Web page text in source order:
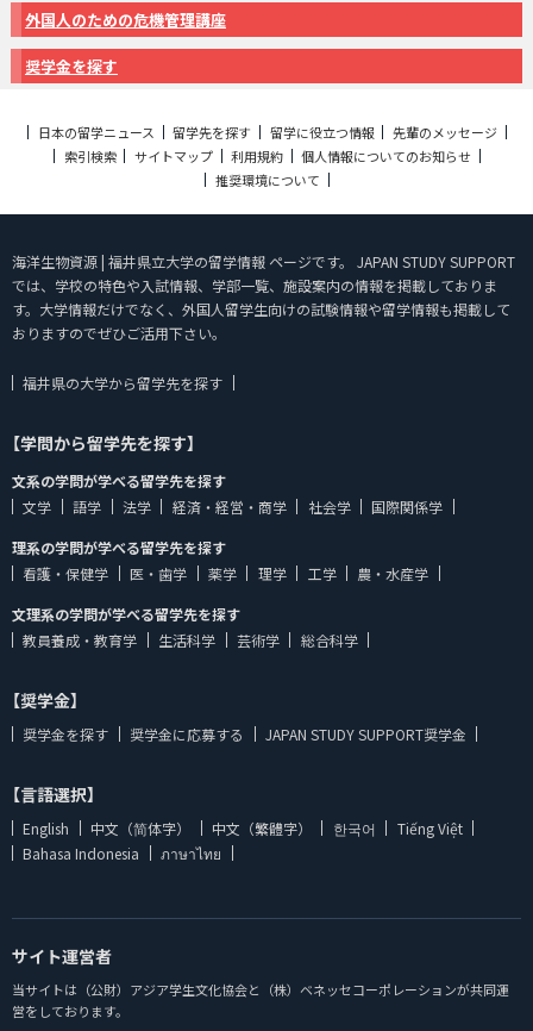
外国人のための危機管理講座
奨学金を探す
日本の留学ニュース 留学先を探す 留学に役立つ情報
先輩のメッセージ
索引検索
サイトマップ 利用規約
個人情報についてのお知らせ
推奨環境について
海洋生物資源 | 福井県立大学の留学情報 ページです。 JAPAN STUDY SUPPORT
では、学校の特色や入試情報、学部一覧、施設案内の情報を掲載しておりま
す。大学情報だけでなく、外国人留学生向けの試験情報や留学情報も掲載して
おりますのでぜひご活用下さい。
福井県の大学から留学先を探す
【学問から留学先を探す】
文系の学問が学べる留学先を探す
文学
語学 法学 経済・経営・商学 社会学
国際関係学
理系の学問が学べる留学先を探す
看護・保健学
医・歯学 薬学 理学 工学
農・水産学
文理系の学問が学べる留学先を探す
教員養成・教育学
生活科学 芸術学 総合科学
【奨学金】
奨学金を探す 奨学金に応募する JAPAN STUDY SUPPORT奨学金
【言語選択】
English 中文（简体字） 中文（繁體字） 한국어
Tiếng Việt
Bahasa Indonesia
ภาษาไทย
サイト運営者
当サイトは（公財）アジア学生文化協会と（株）ベネッセコーポレーションが共同運
営をしております。